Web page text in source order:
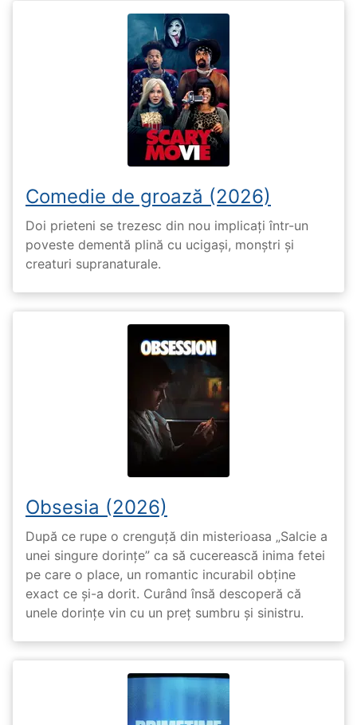
Comedie de groază (2026)
Doi prieteni se trezesc din nou implicați într-un
poveste dementă plină cu ucigași, monștri și
creaturi supranaturale.
Obsesia (2026)
După ce rupe o crenguță din misterioasa „Salcie a
unei singure dorințe” ca să cucerească inima fetei
pe care o place, un romantic incurabil obține
exact ce și-a dorit. Curând însă descoperă că
unele dorințe vin cu un preț sumbru și sinistru.